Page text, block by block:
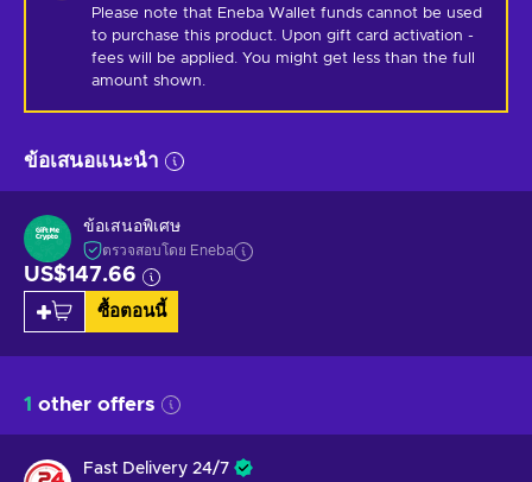
Please note that Eneba Wallet funds cannot be used
to purchase this product. Upon gift card activation -
fees will be applied. You might get less than the full
amount shown.
ข้อเสนอแนะนำ
ข้อเสนอพิเศษ
ตรวจสอบโดย Eneba
US$147.66
ซื้อตอนนี้
1 other offers
Fast Delivery 24/7